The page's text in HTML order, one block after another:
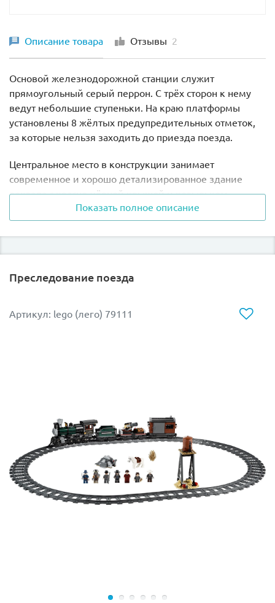
Описание товара Отзывы 2
Основой железнодорожной станции служит
прямоугольный серый перрон. С трёх сторон к нему
ведут небольшие ступеньки. На краю платформы
установлены 8 жёлтых предупредительных отметок,
за которые нельзя заходить до приезда поезда.
Центральное место в конструкции занимает
современное и хорошо детализированное здание
вокзала с красно-чёрной крышей и козырьком,
напоминающим мост. По бокам модели видны
массивные опоры, зелёные мусорные баки и
мониторы с информацией о прибывающих поездах.
Слева установлены два красных стула и камера
остановок и аппарат по продаже билетов.
Вход в зал ожидания оборудован прозрачными
Также в наборе Лего 60050 Вы найдёте 5
минифигурок с аксессуарами и 4 элемента
железнодорожного полотна, совместимого с набором
Лего 60051.
Показать полное описание
Преследование поезда
Артикул: lego (лего) 79111